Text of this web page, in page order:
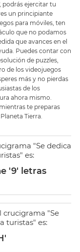
podrás ejercitar tu
un principiante
para móviles, ten
que no podamos
que avances en el
Puedes contar con
de puzzles,
de los videojuegos
más y no pierdas
de los
ahora mismo.
te preparas
Tierra.
"Se dedica
es:
'9' letras
crucigrama "Se
turistas" es: